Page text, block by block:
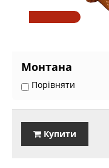
Монтана
Порівняти
Купити